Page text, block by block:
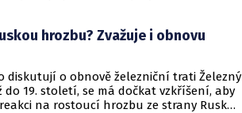
rychlosti díky technologii naklápění
mezi Voticemi a Sudoměřicemi a
hrozbu? Zvažuje i obnovu
diskutují o obnově železniční trati Železný
do 19. století, se má dočkat vzkříšení, aby
na rostoucí hrozbu ze strany Ruska.